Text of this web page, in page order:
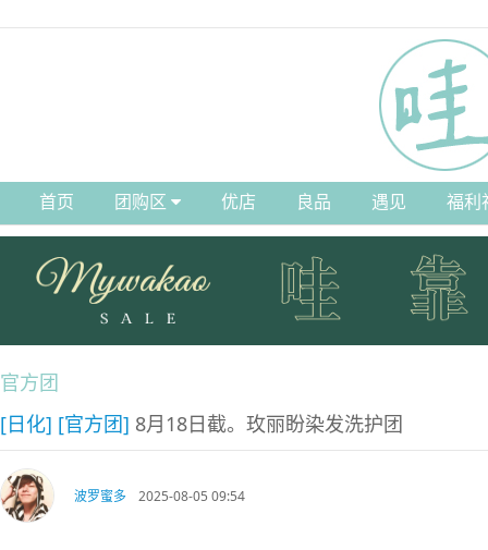
首页 团购区 优店 良品 遇见 福利
官方团
[日化] [官方团] 8月18日截。玫丽盼染发洗护团
波罗蜜多 2025-08-05 09:54